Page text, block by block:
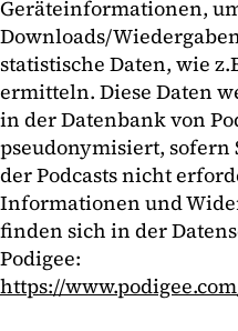
Geräteinformationen,
Downloads/
statistische Daten, wie
ermitteln. Diese Daten
in der Datenbank von
pseudonymisiert,
der Podcasts nicht
Informationen und
finden sich in der
Podigee:
https://